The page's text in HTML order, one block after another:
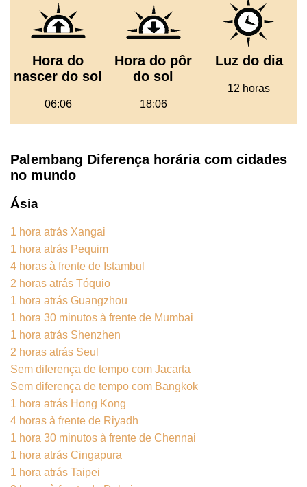
Hora do
nascer do sol
06:06
Hora do pôr
do sol
18:06
Luz do dia
12 horas
Palembang Diferença horária com cidades
no mundo
Ásia
1 hora atrás Xangai
1 hora atrás Pequim
4 horas à frente de Istambul
2 horas atrás Tóquio
1 hora atrás Guangzhou
1 hora 30 minutos à frente de Mumbai
1 hora atrás Shenzhen
2 horas atrás Seul
Sem diferença de tempo com Jacarta
Sem diferença de tempo com Bangkok
1 hora atrás Hong Kong
4 horas à frente de Riyadh
1 hora 30 minutos à frente de Chennai
1 hora atrás Cingapura
1 hora atrás Taipei